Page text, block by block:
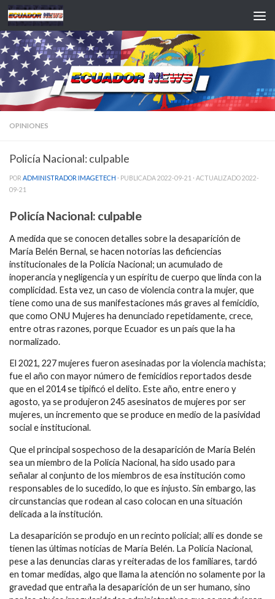
Saltar al contenido
OPINIONES
Policía Nacional: culpable
POR ADMINISTRADOR IMAGETECH · PUBLICADA2022-09-21 · ACTUALIZADO2022-
09-21
Policía Nacional: culpable
A medida que se conocen detalles sobre la desaparición de
María Belén Bernal, se hacen notorias las deficiencias
institucionales de la Policía Nacional; un acumulado de
inoperancia y negligencia y un espíritu de cuerpo que linda con la
complicidad. Esta vez, un caso de violencia contra la mujer, que
tiene como una de sus manifestaciones más graves al femicidio,
que como ONU Mujeres ha denunciado repetidamente, crece,
entre otras razones, porque Ecuador es un país que la ha
normalizado.
El 2021, 227 mujeres fueron asesinadas por la violencia machista;
fue el año con mayor número de femicidios reportados desde
que en el 2014 se tipificó el delito. Este año, entre enero y
agosto, ya se produjeron 245 asesinatos de mujeres por ser
mujeres, un incremento que se produce en medio de la pasividad
social e institucional.
Que el principal sospechoso de la desaparición de María Belén
sea un miembro de la Policía Nacional, ha sido usado para
señalar al conjunto de los miembros de esa institución como
responsables de lo sucedido, lo que es injusto. Sin embargo, las
circunstancias que rodean al caso colocan en una situación
delicada a la institución.
La desaparición se produjo en un recinto policial; allí es donde se
tienen las últimas noticias de María Belén. La Policía Nacional,
pese a las denuncias claras y reiteradas de los familiares, tardó
en tomar medidas, algo que llama la atención no solamente por la
gravedad que entraña la desaparición de un ser humano, sino